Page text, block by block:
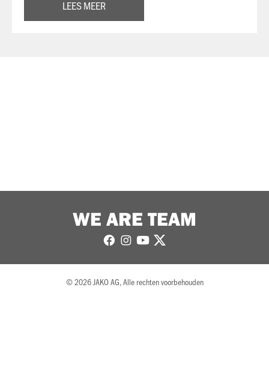
LEES MEER
WE ARE TEAM
© 2026 JAKO AG, Alle rechten voorbehouden